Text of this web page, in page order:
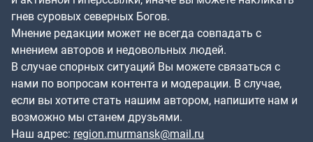
гнев суровых северных Богов.
Мнение редакции может не всегда совпадать с
мнением авторов и недовольных людей.
В случае спорных ситуаций Вы можете связаться с
нами по вопросам контента и модерации. В случае,
если вы хотите стать нашим автором, напишите нам и
возможно мы станем друзьями.
Наш адрес: region.murmansk@mail.ru